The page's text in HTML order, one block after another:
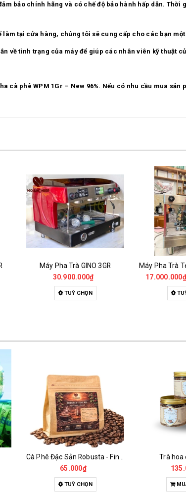
bảo chính hãng và có chế độ bảo hành hấp dẫn. Thời
tại cửa hàng, chúng tôi sẽ cung cấp cho các bạn
về tình trạng của máy để giúp các nhân viên kỹ thuật
phê WPM 1Gr – New 96%. Nếu có nhu cầu mua sản
Máy Pha Trà GINO 3GR
30.900.000₫
TUỲ CHỌN
17.000.000₫
65.000₫
TUỲ CHỌN
Trà hoa